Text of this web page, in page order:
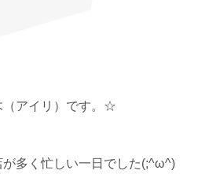
（アイリ）です。☆
多く忙しい一日でした(;^ω^)